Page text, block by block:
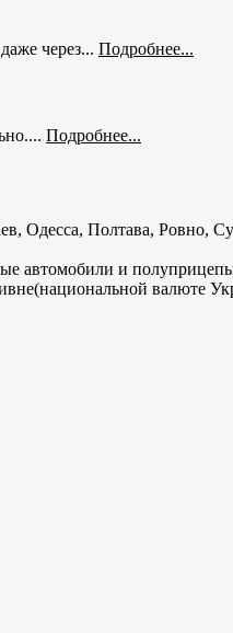
через... Подробнее...
Подробнее...
Одесса, Полтава, Ровно,
автомобили и
валюте